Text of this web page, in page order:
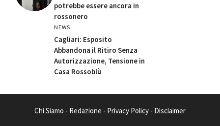
potrebbe essere ancora in
rossonero
NEWS
Cagliari: Esposito
Abbandona il Ritiro Senza
Autorizzazione, Tensione in
Casa Rossoblù
Chi Siamo - Redazione - Privacy Policy - Disclaimer